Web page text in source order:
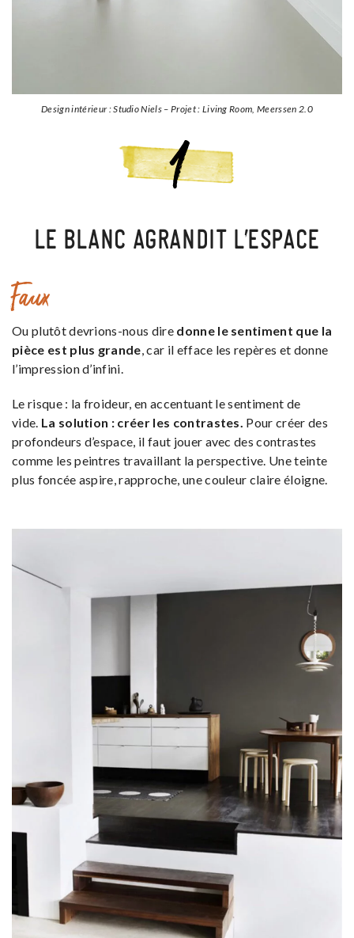
Design intérieur : Studio Niels – Projet : Living Room, Meerssen 2.0
LE BLANC AGRANDIT L’ESPACE
Faux
Ou plutôt devrions-nous dire donne le sentiment que la
pièce est plus grande , car il efface les repères et donne
l’impression d’infini.
Le risque : la froideur, en accentuant le sentiment de
vide. La solution : créer les contrastes. Pour créer des
profondeurs d’espace, il faut jouer avec des contrastes
comme les peintres travaillant la perspective. Une teinte
plus foncée aspire, rapproche, une couleur claire éloigne.